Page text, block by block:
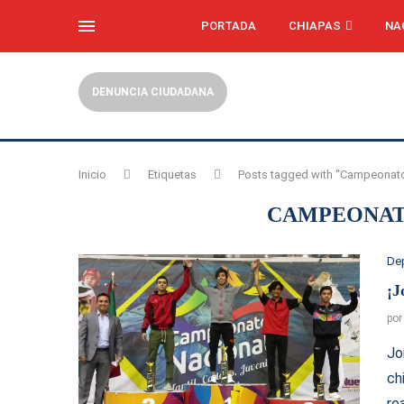
PORTADA CHIAPAS
DENUNCIA CIUDADANA
Inicio Etiquetas Posts tagged with
por